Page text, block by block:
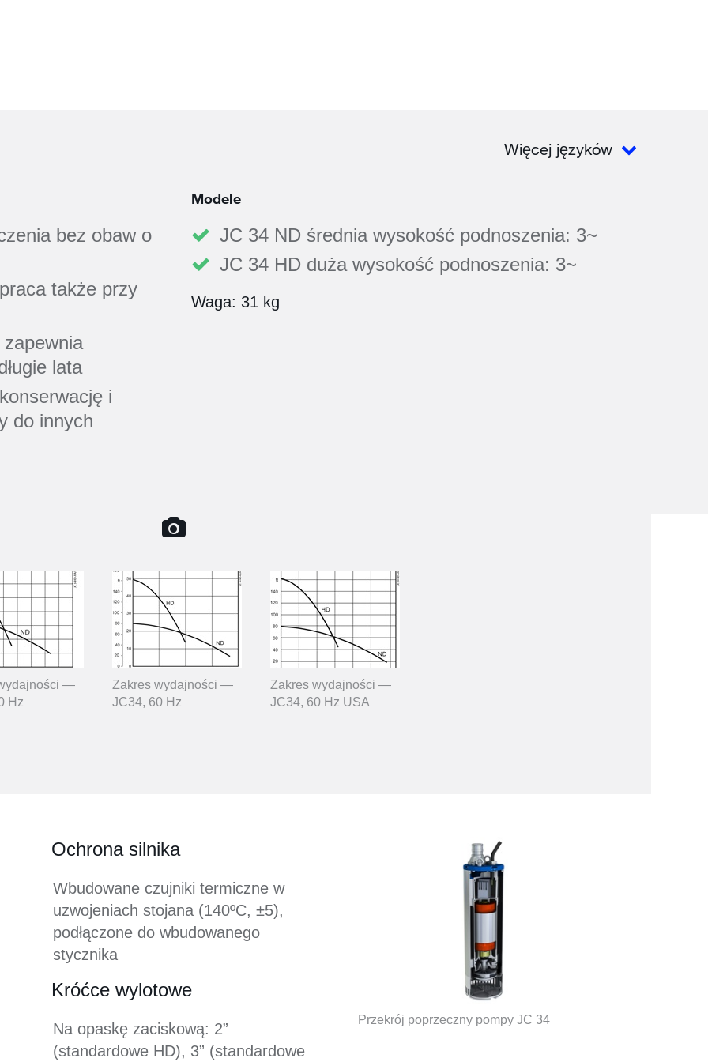
Więcej języków
bez obaw o
także przy
lata
i
do innych
Modele
JC 34 ND średnia wysokość podnoszenia: 3~
JC 34 HD duża wysokość podnoszenia: 3~
Waga: 31 kg
—
Hz
Zakres wydajności —
JC34, 60 Hz
Zakres wydajności —
JC34, 60 Hz USA
Przekrój poprzeczny pompy JC 34
Ochrona silnika
Wbudowane czujniki termiczne w
uzwojeniach stojana (140ºC, ±5),
podłączone do wbudowanego
stycznika
Króćce wylotowe
Na opaskę zaciskową: 2”
(standardowe HD), 3” (standardowe